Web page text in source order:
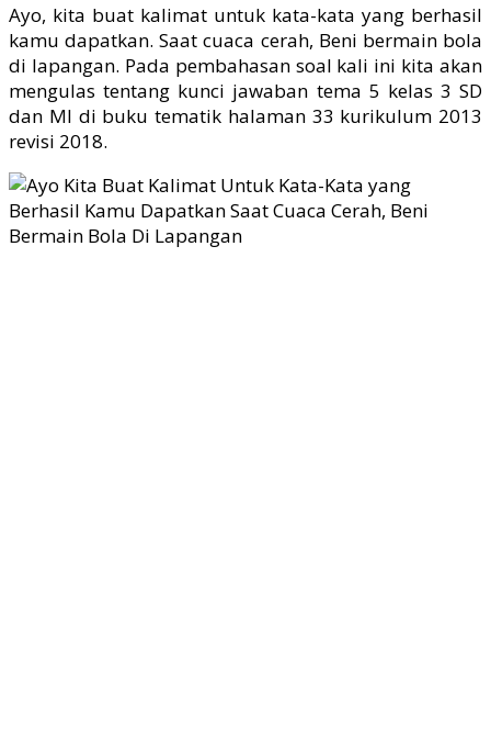
Ayo, kita buat kalimat untuk kata-kata yang berhasil
kamu dapatkan. Saat cuaca cerah, Beni bermain bola
di lapangan. Pada pembahasan soal kali ini kita akan
mengulas tentang kunci jawaban tema 5 kelas 3 SD
dan MI di buku tematik halaman 33 kurikulum 2013
revisi 2018.